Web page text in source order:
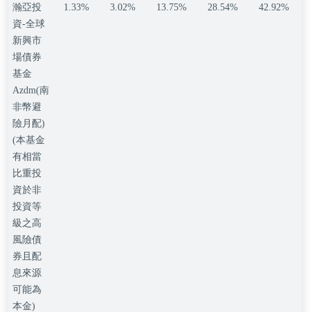
瀚亞投
資-全球
新興市
場債券
基金
Azdm(南
非幣避
險月配)
(本基金
有相當
比重投
資於非
投資等
級之高
風險債
券且配
息來源
可能為
本金)
1.33% 3.02% 13.75% 28.54% 42.92%